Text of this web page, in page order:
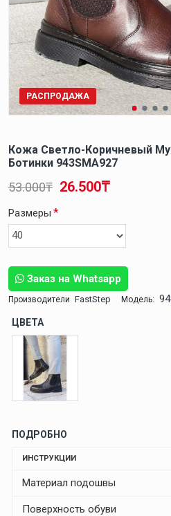
РАСПРОДАЖА
Кожа Светло-Коричневый
Ботинки 943SMA927
Заказ на Whatsapp
Производители FastStep Модель:
26.500₸
53.000₸
Размеры
ЦВЕТА
ПОДРОБНО
ИНСТРУКЦИИ
Материал подошвы
Поверхность обуви